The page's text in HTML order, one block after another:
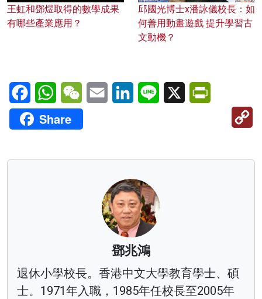
王虹和鄧煜取得的數學成果
有哪些產業應用？
邱國光博士x潘詠儀校長：如
何善用動畫遊戲 提升學習古
文動機？
FacebookWhatsAppWeChatEmail LinkedInLine X
Share
鄧兆鴻
退休小學校長。香港中文大學教育學士、碩
士。1971年入職，1985年任校長至2005年